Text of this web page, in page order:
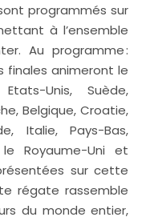
programmés sur
à l’ensemble
Au programme :
finales animeront le
Unis, Suède,
Belgique, Croatie,
Italie, Pays-Bas,
Royaume-Uni et
sur cette
régate rassemble
du monde entier,